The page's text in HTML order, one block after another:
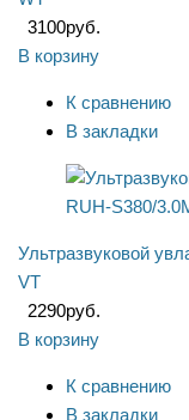
3100руб.
В корзину
К сравнению
В закладки
Ультразвуковой
VT
2290руб.
В корзину
К сравнению
В закладки